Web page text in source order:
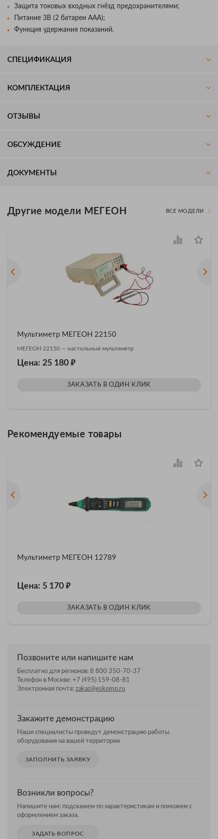
Защита токовых входных гнёзд предохранителями;
Питание 3В (2 батареи ААА);
Функция удержания показаний.
СПЕЦИФИКАЦИЯ
КОМПЛЕКТАЦИЯ
ОТЗЫВЫ
ОБСУЖДЕНИЕ
ДОКУМЕНТЫ
Другие модели МЕГЕОН ВСЕ МОДЕЛИ
Мультиметр МЕГЕОН 22150
МЕГЕОН 22150 — настольный мультиметр
Цена: 25 180 ₽
ЗАКАЗАТЬ В ОДИН КЛИК
Рекомендуемые товары
Мультиметр МЕГЕОН 12789
Цена: 5 170 ₽
ЗАКАЗАТЬ В ОДИН КЛИК
Позвоните или напишите нам
Бесплатно для регионов: 8 800 350-70-37
Телефон в Москве: +7 (495) 159-08-81
Электронная почта: zakaz@eskomp.ru
Закажите демонстрацию
Наши специалисты проведут демонстрацию работы
оборудования на вашей территории
ЗАПОЛНИТЬ ЗАЯВКУ
Возникли вопросы?
Напишите нам: подскажем по характеристикам и поможем с
оформлением заказа.
ЗАДАТЬ ВОПРОС